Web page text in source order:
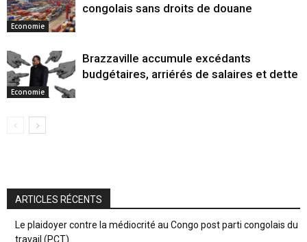
Economie
congolais sans droits de douane
Economie
Brazzaville accumule excédants
budgétaires, arriérés de salaires et dette
ARTICLES RÉCENTS
Le plaidoyer contre la médiocrité au Congo post parti congolais du
travail (PCT)